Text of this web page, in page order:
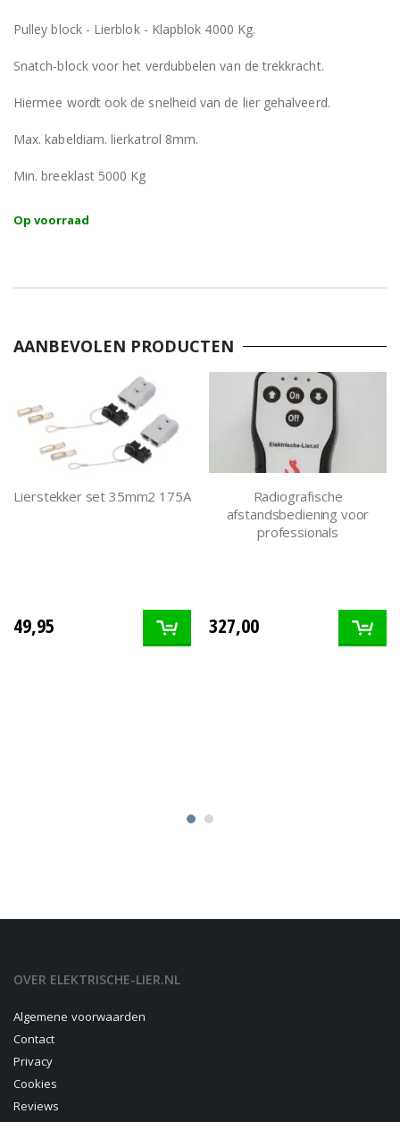
Pulley block - Lierblok - Klapblok 4000 Kg.
Snatch-block voor het verdubbelen van de trekkracht.
Hiermee wordt ook de snelheid van de lier gehalveerd.
Max. kabeldiam. lierkatrol 8mm.
Min. breeklast 5000 Kg
Op voorraad
AANBEVOLEN PRODUCTEN
Lierstekker set 35mm2 175A
49,95
Radiografische
afstandsbediening voor
professionals
327,00
OVER ELEKTRISCHE-LIER.NL
Algemene voorwaarden
Contact
Privacy
Cookies
Reviews